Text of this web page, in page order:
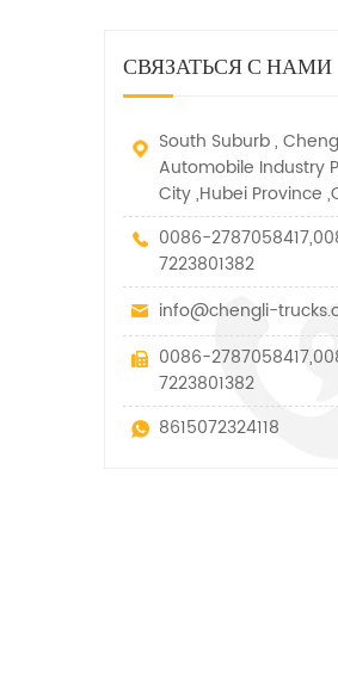
транспортные
специальных
средств,
параметров
вытягивание
СВЯЗАТЬСЯ С НАМИ
South Suburb ,
Automobile Industry
City ,Hubei Province
0086-
7223801382
info@chengli-
0086-
7223801382
8615072324118